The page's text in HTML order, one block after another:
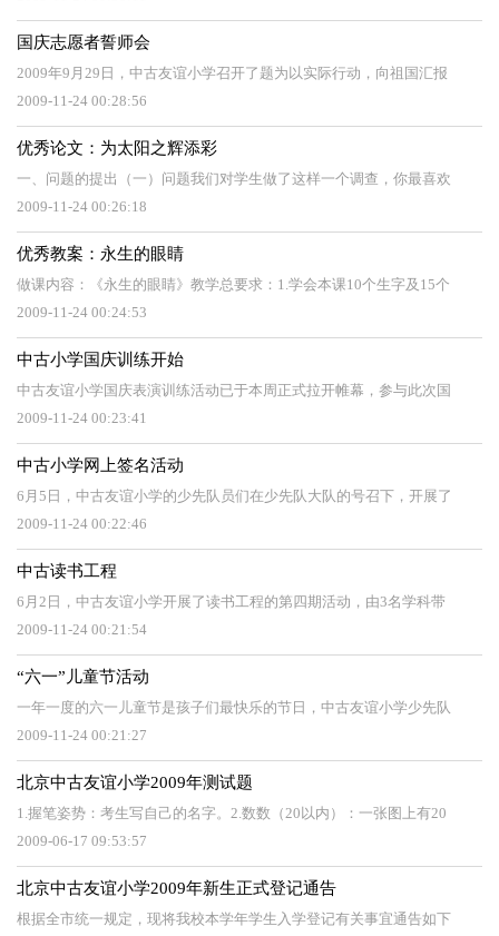
国庆志愿者誓师会
2009年9月29日，中古友谊小学召开了题为以实际行动，向祖国汇报
2009-11-24 00:28:56
优秀论文：为太阳之辉添彩
一、问题的提出（一）问题我们对学生做了这样一个调查，你最喜欢
2009-11-24 00:26:18
优秀教案：永生的眼睛
做课内容：《永生的眼睛》教学总要求：1.学会本课10个生字及15个
2009-11-24 00:24:53
中古小学国庆训练开始
中古友谊小学国庆表演训练活动已于本周正式拉开帷幕，参与此次国
2009-11-24 00:23:41
中古小学网上签名活动
6月5日，中古友谊小学的少先队员们在少先队大队的号召下，开展了
2009-11-24 00:22:46
中古读书工程
6月2日，中古友谊小学开展了读书工程的第四期活动，由3名学科带
2009-11-24 00:21:54
“六一”儿童节活动
一年一度的六一儿童节是孩子们最快乐的节日，中古友谊小学少先队
2009-11-24 00:21:27
北京中古友谊小学2009年测试题
1.握笔姿势：考生写自己的名字。2.数数（20以内）：一张图上有20
2009-06-17 09:53:57
北京中古友谊小学2009年新生正式登记通告
根据全市统一规定，现将我校本学年学生入学登记有关事宜通告如下